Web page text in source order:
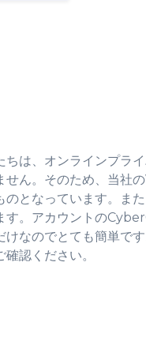
ちは、オンラインプラ
せん。そのため、当社
のとなっています。ま
す。アカウントの
けなのでとても簡単で
確認ください。